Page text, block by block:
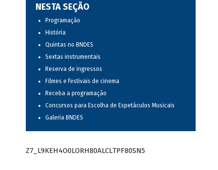
NESTA SEÇÃO
Programação
História
Quintas no BNDES
Sextas instrumentais
Reserva de ingressos
Filmes e festivais de cinema
Receba a programação
Concursos para Escolha de Espetáculos Musicais
Galeria BNDES
Z7_L9KEH4O0LORH80ALCLTPF80SN5